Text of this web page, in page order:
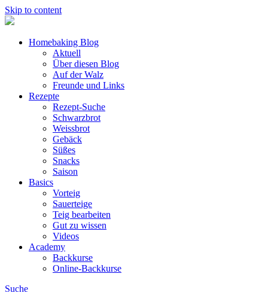
Skip to content
Homebaking Blog
Aktuell
Über diesen Blog
Auf der Walz
Freunde und Links
Rezepte
Rezept-Suche
Schwarzbrot
Weissbrot
Gebäck
Süßes
Snacks
Saison
Basics
Vorteig
Sauerteige
Teig bearbeiten
Gut zu wissen
Videos
Academy
Backkurse
Online-Backkurse
Suche